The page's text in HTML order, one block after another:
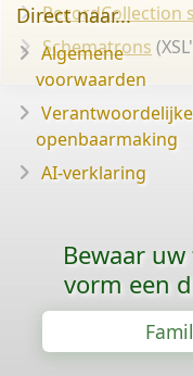
RecordCollection
Schematrons
Direct naar...
Algemene
voorwaarden
Verantwoordelijke
openbaarmaking
AI-verklaring
Bewaar
vorm een